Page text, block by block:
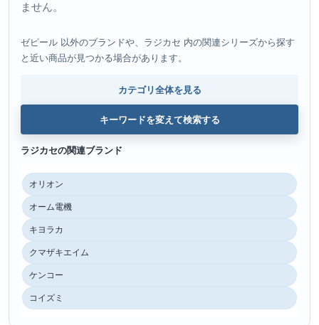
ません。
ゼピール 以外のブランドや、ラジカセ 内の関連シリーズから探す
と近い商品が見つかる場合があります。
カテゴリ全体を見る
キーワードを変えて検索する
ラジカセの関連ブランド
オリオン
オーム電機
キヨラカ
クマザキエイム
ケンコー
コイズミ